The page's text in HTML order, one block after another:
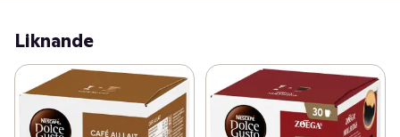
Liknande